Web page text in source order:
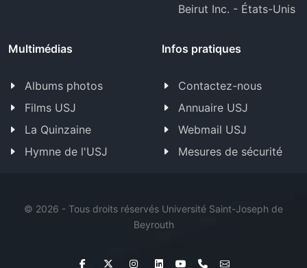
Beirut Inc. - États-Unis
Multimédias
Albums photos
Films USJ
La Quinzaine
Hymne de l'USJ
Infos pratiques
Contactez-nous
Annuaire USJ
Webmail USJ
Mesures de sécurité
© 2026 - Tous droits réservés Université Saint-Joseph de
Beyrouth